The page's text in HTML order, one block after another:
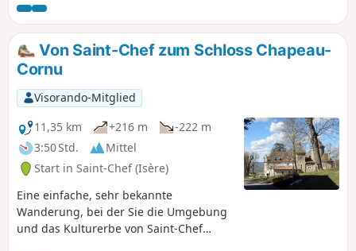
bis zum Mont-Blanc im Osten. Der Abstieg zum Dorf Saint-
Chef bietet einen schönen Blick auf das Schlossviertel und
die Abteikirche. Ein Großteil der Strecke verläuft auf
asphaltierten Straßen. Die meisten dieser Straßen sind
jedoch ehemalige Verbindungswege mit sehr geringem
Verkehrsaufkommen.
Von Saint-Chef zum Schloss Chapeau-
Cornu
Visorando-Mitglied
11,35 km
+216 m
-222 m
3:50 Std.
Mittel
Start in Saint-Chef (Isère)
Eine einfache, sehr bekannte
Wanderung, bei der Sie die Umgebung
und das Kulturerbe von Saint-Chef